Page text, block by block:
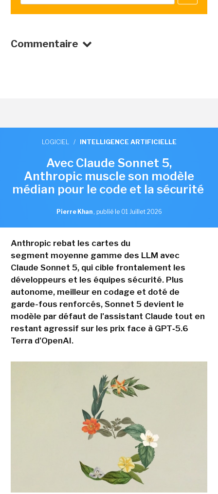
Commentaire
LOGICIEL / INTELLIGENCE ARTIFICIELLE
Avec Claude Sonnet 5,
Anthropic muscle son modèle
médian pour le code et la sécurité
Pierre Khan , publié le 01 Juillet 2026
Anthropic rebat les cartes du
segment moyenne gamme des LLM avec
Claude Sonnet 5, qui cible frontalement les
développeurs et les équipes sécurité. Plus
autonome, meilleur en codage et doté de
garde-fous renforcés, Sonnet 5 devient le
modèle par défaut de l'assistant Claude tout en
restant agressif sur les prix face à GPT‑5.6
Terra d'OpenAI.